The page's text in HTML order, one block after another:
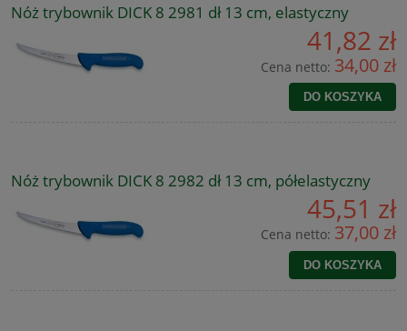
Nóż trybownik DICK 8 2981 dł 13 cm, elastyczny
41,82 zł
Cena netto: 34,00 zł
DO KOSZYKA
Nóż trybownik DICK 8 2982 dł 13 cm, półelastyczny
45,51 zł
Cena netto: 37,00 zł
DO KOSZYKA